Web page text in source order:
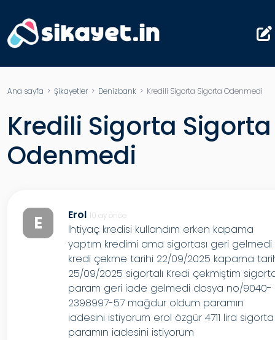
Ana sayfa > Şikayetler> Denizbank > Kredili Sigorta Sigorta Odenmedi
Kredili Sigorta Sigorta
Odenmedi
E Erol 10 ay önce
İhtiyaç kredisi kullandım erken kapama
yaptım kredimi ama sigortası geri gelmedi
kredi çekme tarihi 22/09/2025 kapama
25/09/2025 sigortalı Kredi çekmiştim
param geri iade gelmedi dosya no/9040-
2398997-57 mağdur oldum paramın
iadesini istiyorum erol özgür 4711 lira sigorta
paramın iadesini istiyorum